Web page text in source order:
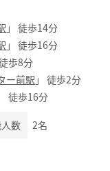
」 徒歩14分
」 徒歩16分
歩8分
ー前駅 」 徒歩2分
」 徒歩16分
数 2名